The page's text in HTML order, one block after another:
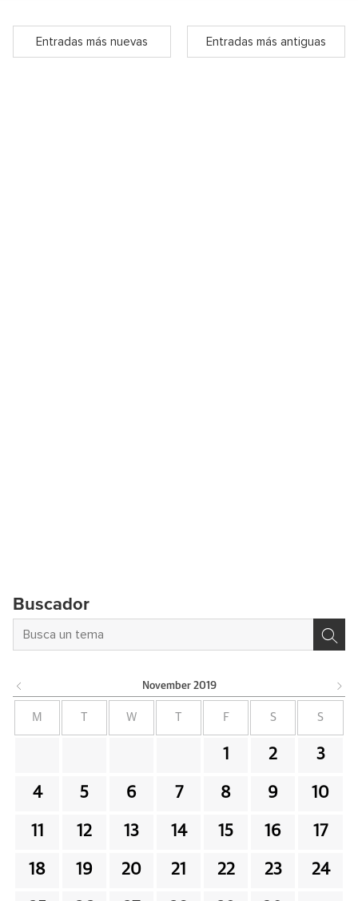
Entradas más nuevas Entradas más antiguas
Buscador
November 2019
M W F S S
1 2 3
4 5 6 7 8 9 10
11 12 13 14 15 16 17
18 19 20 21 22 23 24